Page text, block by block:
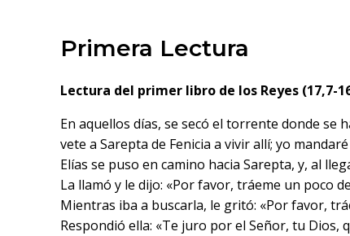
Primera Lectura
Lectura del primer libro de los Reyes (17,7-
En aquellos días, se secó el torrente donde se
vete a Sarepta de Fenicia a vivir allí; yo
Elías se puso en camino hacia Sarepta, y, al
La llamó y le dijo: «Por favor, tráeme un poco
Mientras iba a buscarla, le gritó: «Por favor,
Respondió ella: «Te juro por el Señor, tu Dios,